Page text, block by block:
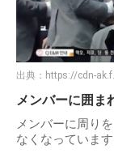
出典： https://cdn-
メンバーに囲ま
メンバーに周り
なくなっています